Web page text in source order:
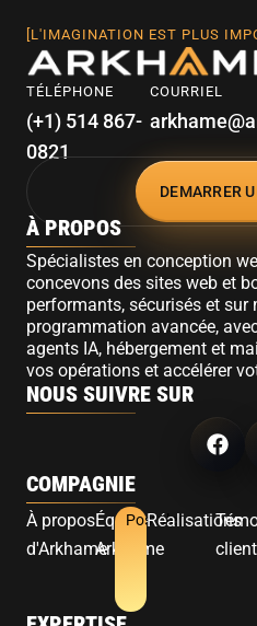
[L'IMAGINATION EST PLUS
TÉLÉPHONE
(+1) 514 867-
0821
COURRIEL
DEMARRER
À PROPOS
Spécialistes en conception
concevons des sites web et
performants, sécurisés et sur
programmation avancée,
agents IA, hébergement et
vos opérations et accélérer
NOUS SUIVRE SUR
COMPAGNIE
À propos
d'Arkhame
Équipe
Arkhame
Postuler
Réalisations